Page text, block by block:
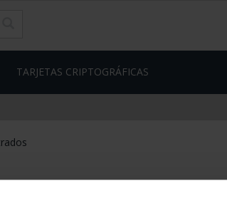
TARJETAS CRIPTOGRÁFICAS